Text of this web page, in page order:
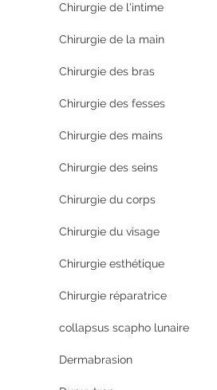
Chirurgie de l'intime
Chirurgie de la main
Chirurgie des bras
Chirurgie des fesses
Chirurgie des mains
Chirurgie des seins
Chirurgie du corps
Chirurgie du visage
Chirurgie esthétique
Chirurgie réparatrice
collapsus scapho lunaire
Dermabrasion